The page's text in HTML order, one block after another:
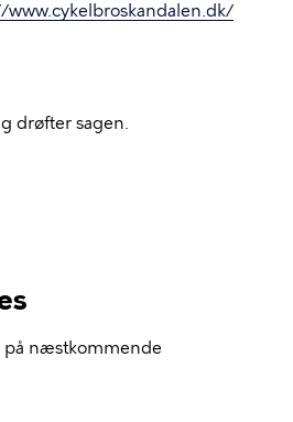
www.cykelbroskandalen.dk/
drøfter sagen.
på næstkommende